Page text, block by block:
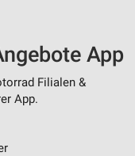
App
Filialen &
App.